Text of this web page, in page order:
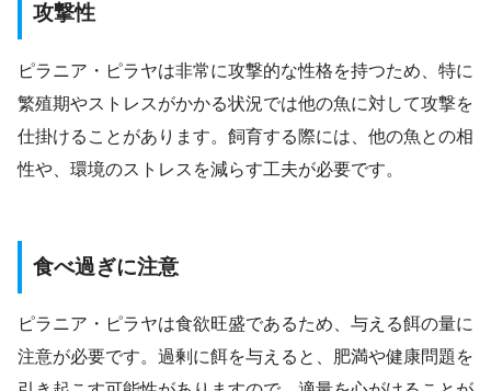
攻撃性
ピラニア・ピラヤは非常に攻撃的な性格を持つため、特に
繁殖期やストレスがかかる状況では他の魚に対して攻撃を
仕掛けることがあります。飼育する際には、他の魚との相
性や、環境のストレスを減らす工夫が必要です。
食べ過ぎに注意
ピラニア・ピラヤは食欲旺盛であるため、与える餌の量に
注意が必要です。過剰に餌を与えると、肥満や健康問題を